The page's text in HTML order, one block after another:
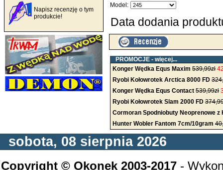
Napisz recenzję o tym
produkcie!
Model:
Data dodania
PROMOCJE - więcej...
Konger Wędka Equs Maxim 539,99zł
Ryobi Kołowrotek Arctica 8000 FD
Konger Wędka Equs Contact 539,99zł
Ryobi Kołowrotek Slam 2000 FD
Cormoran Spodniobuty Neoprenowe
Hunter Wobler Fantom 7cm/10gram
sobota, 08 sierpnia 2026
Copyright © Okonek 2003-2017-